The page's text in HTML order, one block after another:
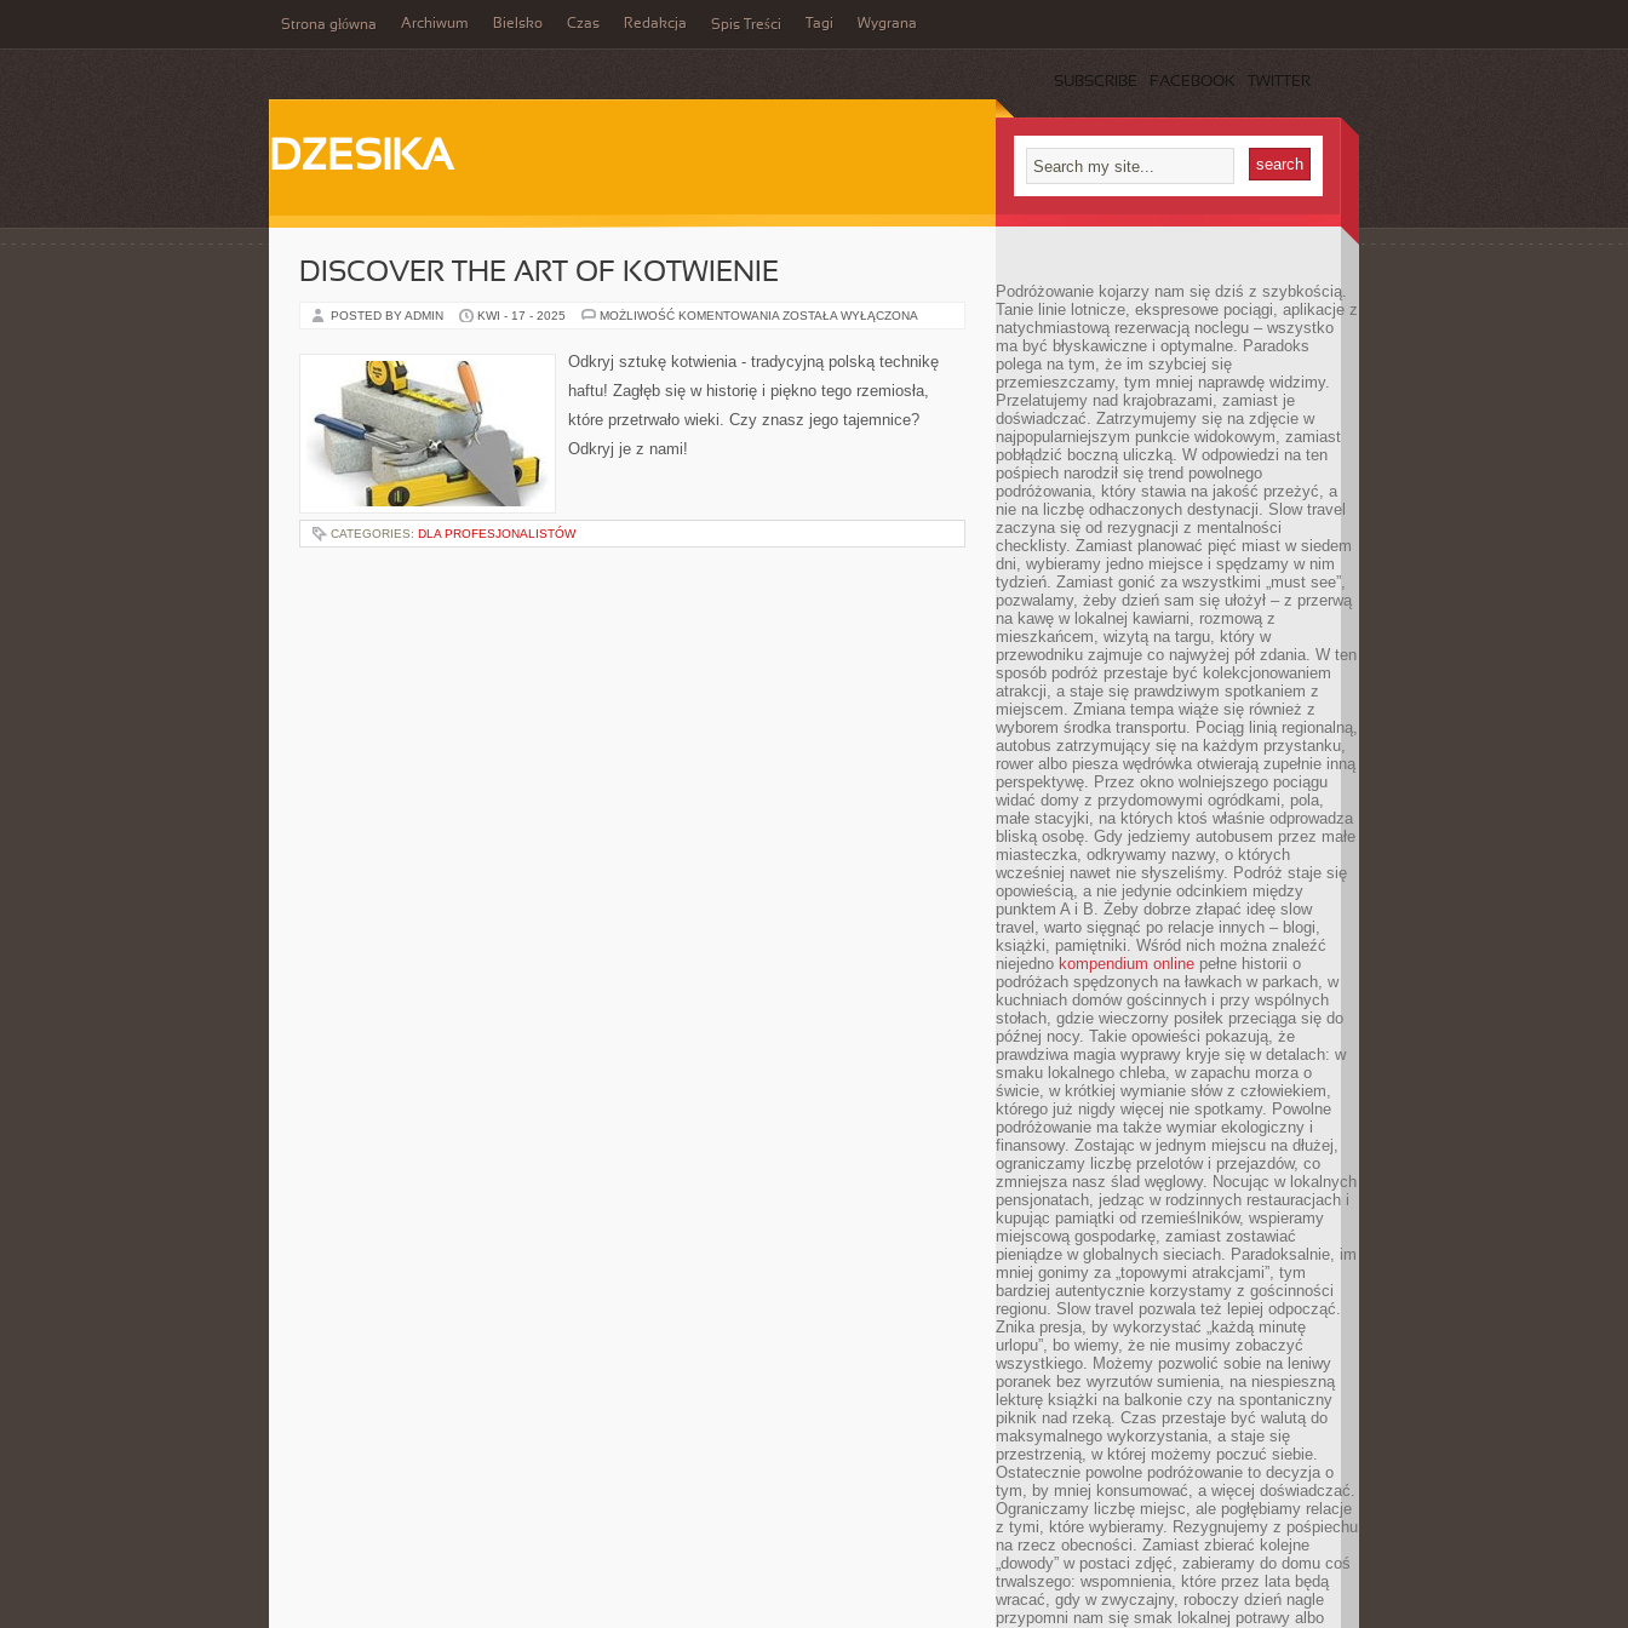
Strona główna Archiwum Bielsko Czas Redakcja Spis Treści Tagi Wygrana
SUBSCRIBE FACEBOOK TWITTER
DZESIKA
DISCOVER THE ART OF KOTWIENIE
POSTED BY ADMIN KWI - 17 - 2025 MOŻLIWOŚĆ KOMENTOWANIA DISCOVER
KOTWIENIE
ZOSTAŁA WYŁĄCZONA
Odkryj sztukę kotwienia - tradycyjną polską technikę
haftu! Zagłęb się w historię i piękno tego rzemiosła,
które przetrwało wieki. Czy znasz jego tajemnice?
Odkryj je z nami!
CATEGORIES: DLA PROFESJONALISTÓW
Podróżowanie kojarzy nam się dziś z szybkością.
Tanie linie lotnicze, ekspresowe pociągi, aplikacje z
natychmiastową rezerwacją noclegu – wszystko
ma być błyskawiczne i optymalne. Paradoks
polega na tym, że im szybciej się
przemieszczamy, tym mniej naprawdę widzimy.
Przelatujemy nad krajobrazami, zamiast je
doświadczać. Zatrzymujemy się na zdjęcie w
najpopularniejszym punkcie widokowym, zamiast
pobłądzić boczną uliczką. W odpowiedzi na ten
pośpiech narodził się trend powolnego
podróżowania, który stawia na jakość przeżyć, a
nie na liczbę odhaczonych destynacji. Slow travel
zaczyna się od rezygnacji z mentalności
checklisty. Zamiast planować pięć miast w siedem
dni, wybieramy jedno miejsce i spędzamy w nim
tydzień. Zamiast gonić za wszystkimi „must see”,
pozwalamy, żeby dzień sam się ułożył – z przerwą
na kawę w lokalnej kawiarni, rozmową z
mieszkańcem, wizytą na targu, który w
przewodniku zajmuje co najwyżej pół zdania. W ten
sposób podróż przestaje być kolekcjonowaniem
atrakcji, a staje się prawdziwym spotkaniem z
miejscem. Zmiana tempa wiąże się również z
wyborem środka transportu. Pociąg linią regionalną,
autobus zatrzymujący się na każdym przystanku,
rower albo piesza wędrówka otwierają zupełnie inną
perspektywę. Przez okno wolniejszego pociągu
widać domy z przydomowymi ogródkami, pola,
małe stacyjki, na których ktoś właśnie odprowadza
bliską osobę. Gdy jedziemy autobusem przez małe
miasteczka, odkrywamy nazwy, o których
wcześniej nawet nie słyszeliśmy. Podróż staje się
opowieścią, a nie jedynie odcinkiem między
punktem A i B. Żeby dobrze złapać ideę slow
travel, warto sięgnąć po relacje innych – blogi,
książki, pamiętniki. Wśród nich można znaleźć
niejedno kompendium online pełne historii o
podróżach spędzonych na ławkach w parkach, w
kuchniach domów gościnnych i przy wspólnych
stołach, gdzie wieczorny posiłek przeciąga się do
późnej nocy. Takie opowieści pokazują, że
prawdziwa magia wyprawy kryje się w detalach: w
smaku lokalnego chleba, w zapachu morza o
świcie, w krótkiej wymianie słów z człowiekiem,
którego już nigdy więcej nie spotkamy. Powolne
podróżowanie ma także wymiar ekologiczny i
finansowy. Zostając w jednym miejscu na dłużej,
ograniczamy liczbę przelotów i przejazdów, co
zmniejsza nasz ślad węglowy. Nocując w lokalnych
pensjonatach, jedząc w rodzinnych restauracjach i
kupując pamiątki od rzemieślników, wspieramy
miejscową gospodarkę, zamiast zostawiać
pieniądze w globalnych sieciach. Paradoksalnie, im
mniej gonimy za „topowymi atrakcjami”, tym
bardziej autentycznie korzystamy z gościnności
regionu. Slow travel pozwala też lepiej odpocząć.
Znika presja, by wykorzystać „każdą minutę
urlopu”, bo wiemy, że nie musimy zobaczyć
wszystkiego. Możemy pozwolić sobie na leniwy
poranek bez wyrzutów sumienia, na niespieszną
lekturę książki na balkonie czy na spontaniczny
piknik nad rzeką. Czas przestaje być walutą do
maksymalnego wykorzystania, a staje się
przestrzenią, w której możemy poczuć siebie.
Ostatecznie powolne podróżowanie to decyzja o
tym, by mniej konsumować, a więcej doświadczać.
Ograniczamy liczbę miejsc, ale pogłębiamy relacje
z tymi, które wybieramy. Rezygnujemy z pośpiechu
na rzecz obecności. Zamiast zbierać kolejne
„dowody” w postaci zdjęć, zabieramy do domu coś
trwalszego: wspomnienia, które przez lata będą
wracać, gdy w zwyczajny, roboczy dzień nagle
przypomni nam się smak lokalnej potrawy albo